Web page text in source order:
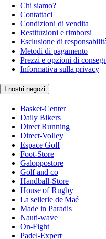
Chi siamo?
Contattaci
Condizioni di vendita
Restituzioni e rimborsi
Esclusione di
Metodi di pagamento
Prezzi e opzioni di
Informativa sulla privacy
I nostri negozi
Basket-Center
Daily Bikers
Direct Running
Direct-Volley
Espace Golf
Foot-Store
Galoppostore
Golf and co
Handball-Store
House of Rugby
La sellerie de Maé
Made in Paradis
Nauti-wave
On-Fight
Padel-Expert